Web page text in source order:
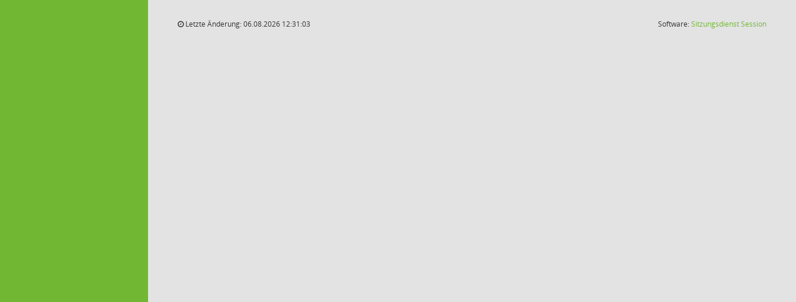
Letzte Änderung: 06.08.2026 12:31:03 Software:SitzungsdienstSession(Wird in